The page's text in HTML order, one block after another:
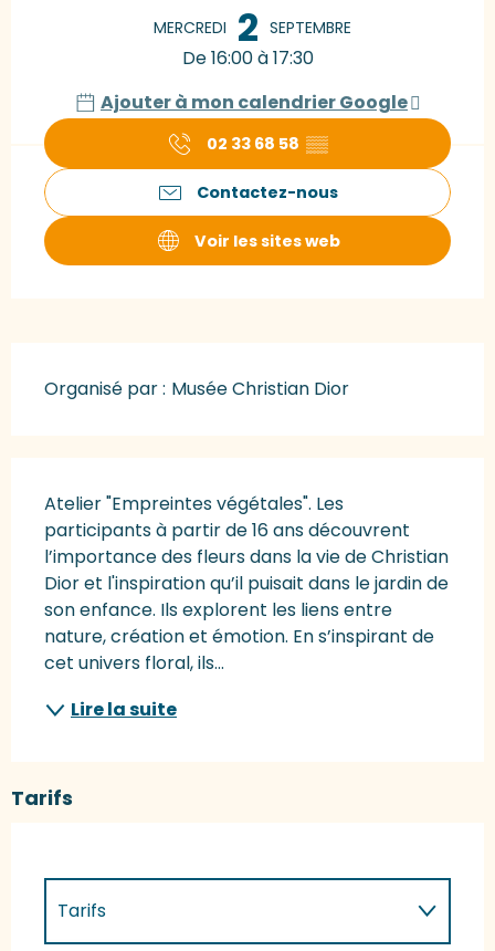
MERCREDI 2 SEPTEMBRE
De 16:00 à 17:30
Ajouter à mon calendrier Google
02 33 68 58 ▒▒
Contactez-nous
Voir les sites web
Organisé par : Musée Christian Dior
Atelier "Empreintes végétales". Les
participants à partir de 16 ans découvrent
l’importance des fleurs dans la vie de Christian
Dior et l'inspiration qu’il puisait dans le jardin de
son enfance. Ils explorent les liens entre
nature, création et émotion. En s’inspirant de
cet univers floral, ils...
Lire la suite
Tarifs
Tarifs